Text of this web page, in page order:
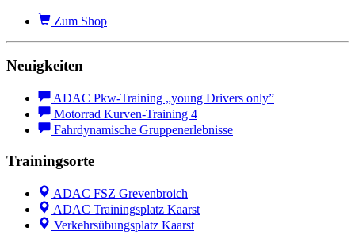
Zum Shop
Neuigkeiten
ADAC Pkw-Training „young Drivers only”
Motorrad Kurven-Training 4
Fahrdynamische Gruppenerlebnisse
Trainingsorte
ADAC FSZ Grevenbroich
ADAC Trainingsplatz Kaarst
Verkehrsübungsplatz Kaarst